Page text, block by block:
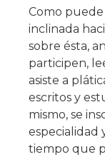
Como
inclinada
sobre ésta,
participen,
asiste a
escritos y
mismo, se
especialidad
tiempo que